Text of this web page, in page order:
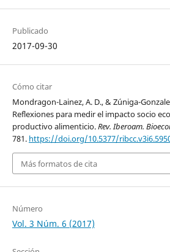
Publicado
2017-09-30
Cómo citar
Mondragon-Lainez, A. D., & Zúniga-
Reflexiones para medir el impacto socio
productivo alimenticio.Rev. Iberoam.
781. https://doi.org/10.5377/
Más formatos de cita
Número
Vol. 3 Núm. 6 (2017)